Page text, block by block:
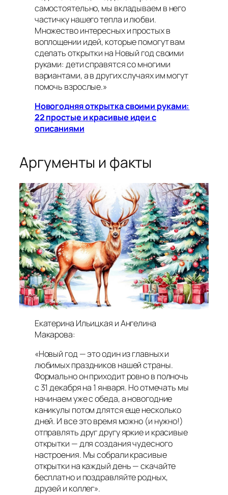
самостоятельно, мы вкладываем в него
частичку нашего тепла и любви.
Множество интересных и простых в
воплощении идей, которые помогут вам
сделать открытки на Новый год своими
руками: дети справятся со многими
вариантами, а в других случаях им могут
помочь взрослые.»
Новогодняя открытка своими руками:
22 простые и красивые идеи с
описаниями
Аргументы и факты
Екатерина Ильицкая и Ангелина
Макарова:
«Новый год — это один из главных и
любимых праздников нашей страны.
Формально он приходит ровно в полночь
с 31 декабря на 1 января. Но отмечать мы
начинаем уже с обеда, а новогодние
каникулы потом длятся еще несколько
дней. И все это время можно (и нужно!)
отправлять друг другу яркие и красивые
открытки — для создания чудесного
настроения. Мы собрали красивые
открытки на каждый день — скачайте
бесплатно и поздравляйте родных,
друзей и коллег».